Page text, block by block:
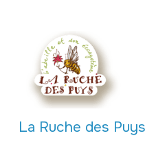
La Ruche des Puys